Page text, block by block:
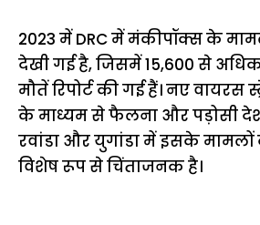
2023 में DRC में मंकीपॉक्स के
देखी गई है, जिसमें 15,600 से
मौतें रिपोर्ट की गई हैं। नए वायरस
के माध्यम से फैलना और पड़ोसी
रवांडा और युगांडा में इसके
विशेष रूप से चिंताजनक है।